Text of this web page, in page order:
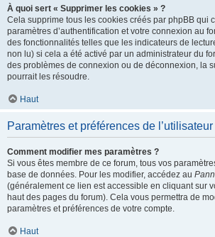
À quoi sert « Supprimer les cookies » ?
Cela supprime tous les cookies créés par phpBB qui
paramètres d’authentification et votre connexion au
des fonctionnalités telles que les indicateurs de
non lu) si cela a été activé par un administrateur du
des problèmes de connexion ou de déconnexion, la
pourrait les résoudre.
Haut
Paramètres et préférences de l’utilisateur
Comment modifier mes paramètres ?
Si vous êtes membre de ce forum, tous vos
base de données. Pour les modifier, accédez au
(généralement ce lien est accessible en cliquant sur
haut des pages du forum). Cela vous permettra de
paramètres et préférences de votre compte.
Haut